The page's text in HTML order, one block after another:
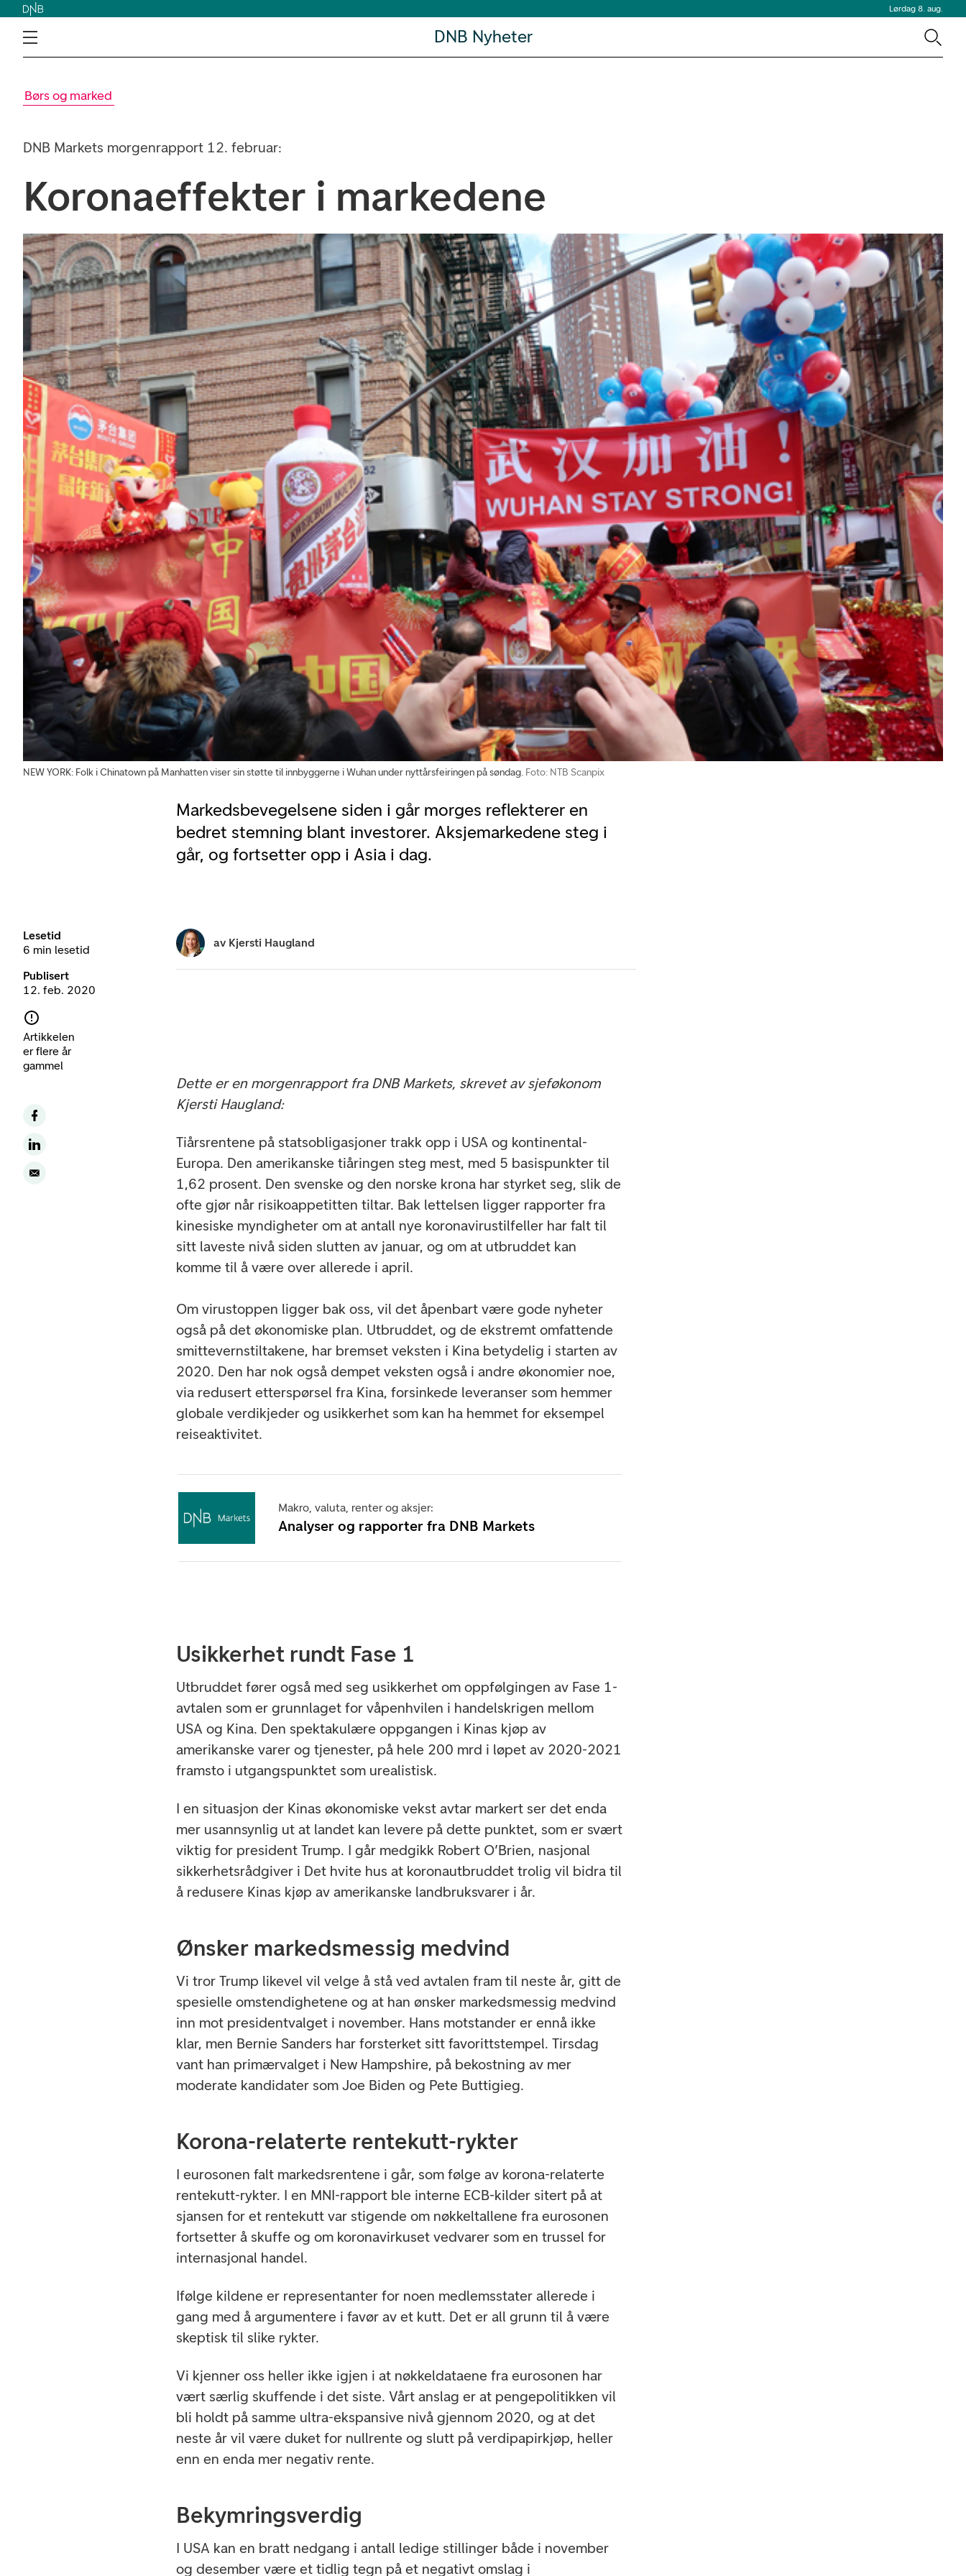
Lørdag 8. aug.
DNB Nyheter
Børs og marked
DNB Markets morgenrapport 12. februar:
Koronaeffekter i markedene
Markedsbevegelsene siden i går morges reflekterer en
bedret stemning blant investorer. Aksjemarkedene steg i
går, og fortsetter opp i Asia i dag.
NEW YORK: Folk i Chinatown på Manhatten viser sin støtte til innbyggerne i Wuhan under nyttårsfeiringen på søndag. Foto: NTB Scanpix
Lesetid
6 min lesetid
Publisert
12. feb. 2020
Artikkelen
er flere år
gammel
av Kjersti Haugland
Dette er en morgenrapport fra DNB Markets, skrevet av sjeføkonom
Kjersti Haugland:
Tiårsrentene på statsobligasjoner trakk opp i USA og kontinental-
Europa. Den amerikanske tiåringen steg mest, med 5 basispunkter til
1,62 prosent. Den svenske og den norske krona har styrket seg, slik de
ofte gjør når risikoappetitten tiltar. Bak lettelsen ligger rapporter fra
kinesiske myndigheter om at antall nye koronavirustilfeller har falt til
sitt laveste nivå siden slutten av januar, og om at utbruddet kan
komme til å være over allerede i april.
Om virustoppen ligger bak oss, vil det åpenbart være gode nyheter
også på det økonomiske plan. Utbruddet, og de ekstremt omfattende
smittevernstiltakene, har bremset veksten i Kina betydelig i starten av
2020. Den har nok også dempet veksten også i andre økonomier noe,
via redusert etterspørsel fra Kina, forsinkede leveranser som hemmer
globale verdikjeder og usikkerhet som kan ha hemmet for eksempel
reiseaktivitet.
Makro, valuta, renter og aksjer:
Analyser og rapporter fra DNB Markets
Usikkerhet rundt Fase 1
Utbruddet fører også med seg usikkerhet om oppfølgingen av Fase 1-
avtalen som er grunnlaget for våpenhvilen i handelskrigen mellom
USA og Kina. Den spektakulære oppgangen i Kinas kjøp av
amerikanske varer og tjenester, på hele 200 mrd i løpet av 2020-2021
framsto i utgangspunktet som urealistisk.
I en situasjon der Kinas økonomiske vekst avtar markert ser det enda
mer usannsynlig ut at landet kan levere på dette punktet, som er svært
viktig for president Trump. I går medgikk Robert O’Brien, nasjonal
sikkerhetsrådgiver i Det hvite hus at koronautbruddet trolig vil bidra til
å redusere Kinas kjøp av amerikanske landbruksvarer i år.
Ønsker markedsmessig medvind
Vi tror Trump likevel vil velge å stå ved avtalen fram til neste år, gitt de
spesielle omstendighetene og at han ønsker markedsmessig medvind
inn mot presidentvalget i november. Hans motstander er ennå ikke
klar, men Bernie Sanders har forsterket sitt favorittstempel. Tirsdag
vant han primærvalget i New Hampshire, på bekostning av mer
moderate kandidater som Joe Biden og Pete Buttigieg.
Korona-relaterte rentekutt-rykter
I eurosonen falt markedsrentene i går, som følge av korona-relaterte
rentekutt-rykter. I en MNI-rapport ble interne ECB-kilder sitert på at
sjansen for et rentekutt var stigende om nøkkeltallene fra eurosonen
fortsetter å skuffe og om koronavirkuset vedvarer som en trussel for
internasjonal handel.
Ifølge kildene er representanter for noen medlemsstater allerede i
gang med å argumentere i favør av et kutt. Det er all grunn til å være
skeptisk til slike rykter.
Vi kjenner oss heller ikke igjen i at nøkkeldataene fra eurosonen har
vært særlig skuffende i det siste. Vårt anslag er at pengepolitikken vil
bli holdt på samme ultra-ekspansive nivå gjennom 2020, og at det
neste år vil være duket for nullrente og slutt på verdipapirkjøp, heller
enn en enda mer negativ rente.
Bekymringsverdig
I USA kan en bratt nedgang i antall ledige stillinger både i november
og desember være et tidlig tegn på et negativt omslag i